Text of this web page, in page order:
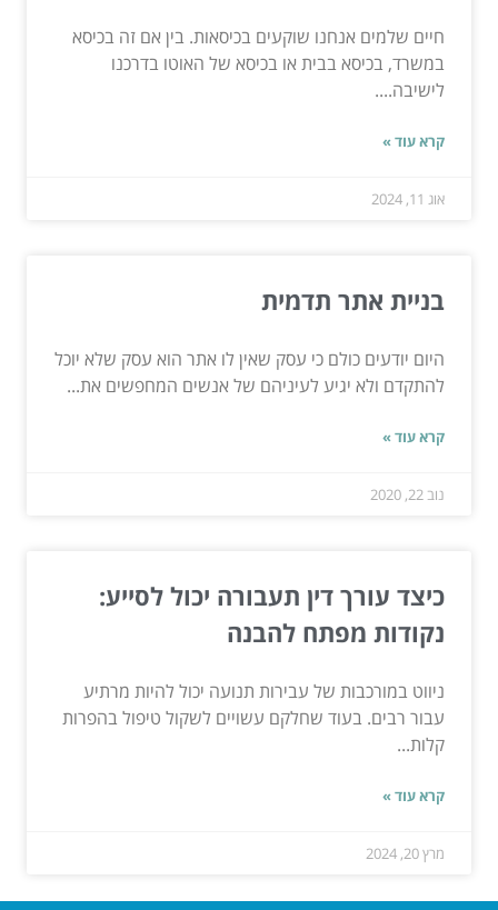
חיים שלמים אנחנו שוקעים בכיסאות. בין אם זה בכיסא
במשרד, בכיסא בבית או בכיסא של האוטו בדרכנו
לישיבה....
קרא עוד »
אוג 11, 2024
בניית אתר תדמית
היום יודעים כולם כי עסק שאין לו אתר הוא עסק שלא יוכל
להתקדם ולא יגיע לעיניהם של אנשים המחפשים את...
קרא עוד »
נוב 22, 2020
כיצד עורך דין תעבורה יכול לסייע:
נקודות מפתח להבנה
ניווט במורכבות של עבירות תנועה יכול להיות מרתיע
עבור רבים. בעוד שחלקם עשויים לשקול טיפול בהפרות
קלות...
קרא עוד »
מרץ 20, 2024